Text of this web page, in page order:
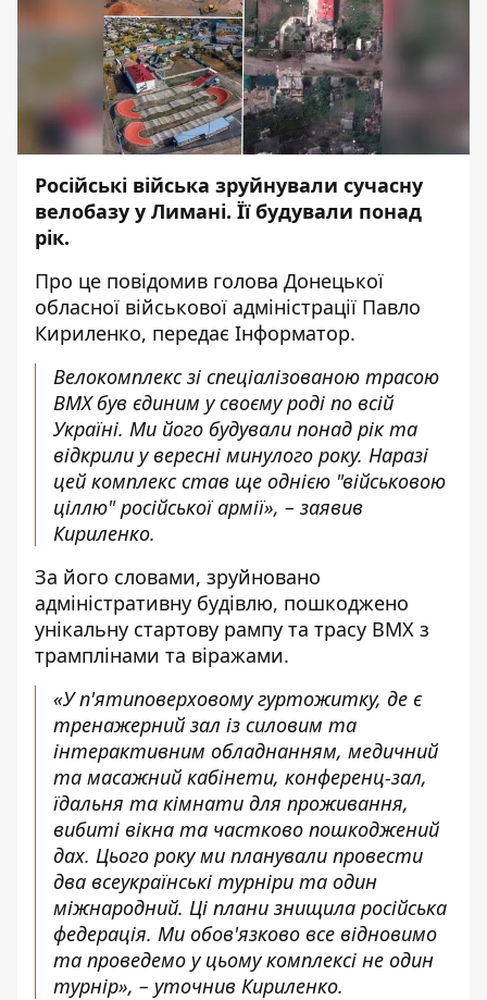
Російські війська зруйнували сучасну
велобазу у Лимані. Її будували понад
рік.
Про це повідомив голова Донецької
обласної військової адміністрації Павло
Кириленко, передає Інформатор.
Велокомплекс зі спеціалізованою трасою
BMX був єдиним у своєму роді по всій
Україні. Ми його будували понад рік та
відкрили у вересні минулого року. Наразі
цей комплекс став ще однією "військовою
ціллю" російської армії», – заявив
Кириленко.
За його словами, зруйновано
адміністративну будівлю, пошкоджено
унікальну стартову рампу та трасу BMX з
трамплінами та віражами.
«У п'ятиповерховому гуртожитку, де є
тренажерний зал із силовим та
інтерактивним обладнанням, медичний
та масажний кабінети, конференц-зал,
їдальня та кімнати для проживання,
вибиті вікна та частково пошкоджений
дах. Цього року ми планували провести
два всеукраїнські турніри та один
міжнародний. Ці плани знищила російська
федерація. Ми обов'язково все відновимо
та проведемо у цьому комплексі не один
турнір», – уточнив Кириленко.